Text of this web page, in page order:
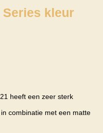
Series kleur
heeft een zeer sterk
combinatie met een matte